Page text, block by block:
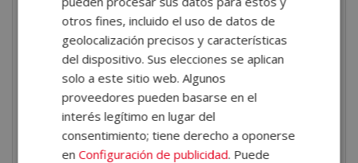
adquirirás competencias clave que te serán de gran
utilidad en el ámbito de la investigación. Algunas de las
habilidades y aspectosque aprenderás estudiando
criminologíaincluyen:
Comprender el fenómeno criminal
enfoque multidisciplinar, analizando factores
psicológicos, sociales y legales.
otros fines, incluido el uso de datos de
geolocalización precisos y características
del dispositivo. Sus elecciones se aplican
solo a este sitio web. Algunos
proveedores pueden basarse en el
interés legítimo en lugar del
consentimiento; tiene derecho a oponerse
enConfiguración de publicidad. Puede